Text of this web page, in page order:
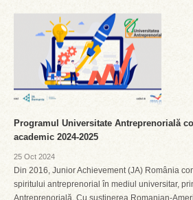
Programul Universitate Antreprenorială
academic 2024-2025
25 Oct 2024
Din 2016, Junior Achievement (JA) România
spiritului antreprenorial în mediul universitar,
Antreprenorială. Cu susținerea Romanian-